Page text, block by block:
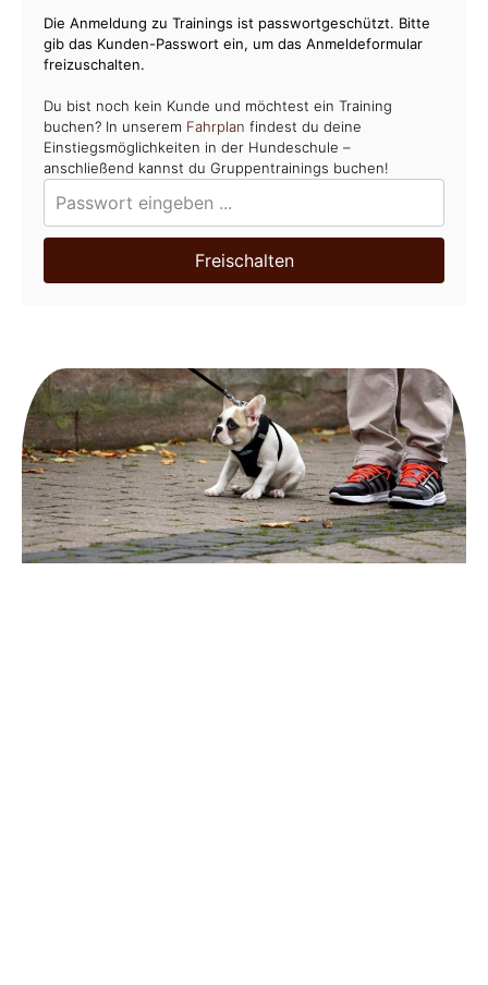
Die Anmeldung zu Trainings ist passwortgeschützt. Bitte
gib das Kunden-Passwort ein, um das Anmeldeformular
freizuschalten.
Du bist noch kein Kunde und möchtest ein Training
buchen? In unserem Fahrplan findest du deine
Einstiegsmöglichkeiten in der Hundeschule –
anschließend kannst du Gruppentrainings buchen!
Freischalten